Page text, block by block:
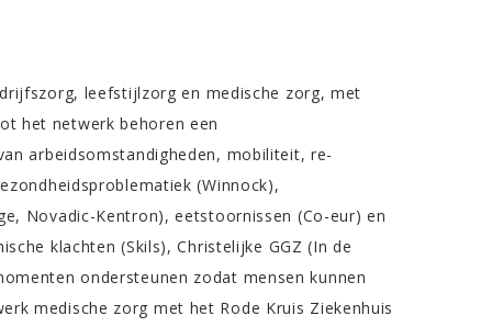
leefstijlzorg en medische zorg, met
het netwerk behoren een
arbeidsomstandigheden, mobiliteit, re-
(Winnock),
Novadic-Kentron), eetstoornissen (Co-eur) en
klachten (Skils), Christelijke GGZ (In de
ondersteunen zodat mensen kunnen
medische zorg met het Rode Kruis Ziekenhuis